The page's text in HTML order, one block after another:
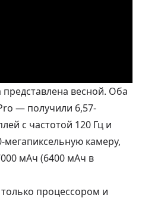
весной. Оба
— получили 6,57-
с частотой 120 Гц и
мегапиксельную камеру,
мАч (6400 мАч в
процессором и